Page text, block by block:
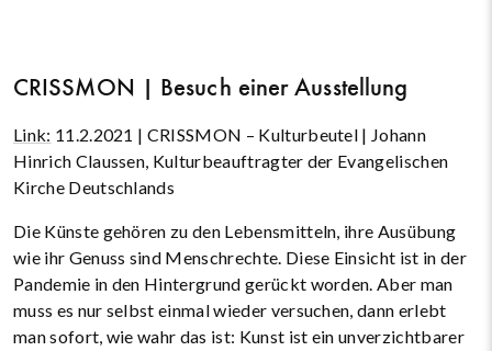
CRISSMON | Besuch einer Ausstellung
Link: 11.2.2021 | CRISSMON – Kulturbeutel | Johann
Hinrich Claussen, Kulturbeauftragter der Evangelischen
Kirche Deutschlands
Die Künste gehören zu den Lebensmitteln, ihre Ausübung
wie ihr Genuss sind Menschrechte. Diese Einsicht ist in der
Pandemie in den Hintergrund gerückt worden. Aber man
muss es nur selbst einmal wieder versuchen, dann erlebt
man sofort, wie wahr das ist: Kunst ist ein unverzichtbarer